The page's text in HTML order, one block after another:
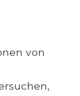
von